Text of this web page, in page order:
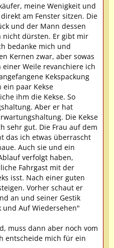
in Guinea tanzen zu
Amüsant ist es
ich in Kenya
Aber ein Mann
zeit schaukelte
aus Kenya, Bus aus
schrien empört,
fahrer und
schien leblos und der
ihn in den bus neben
insassen hatten
verlassrn. Ich bot hilfe
nicht. Dann
fuhren aber nur
Am ende alles
polizei verhörte den
Und wir kamen deshalb
meine Wenigkeit und
am Fenster sitzen. Die
und der Mann dessen
nicht dürsten. Er gibt mir
bedanke mich und
Kernen zwar, aber sowas
einer Weile revanchiere ich
Kekspackung
ein paar Kekse
ihm die Kekse. So
Aber er hat
Die Kekse
sehr gut. Die Frau auf dem
das ich etwas überrascht
Auch sie und ein
verfolgt haben,
Fahrgast mit der
isst. Nach einer guten
Vorher schaut er
an und seiner Gestik
und Auf Wiedersehen"
muss dann aber noch vom
entscheide mich für ein